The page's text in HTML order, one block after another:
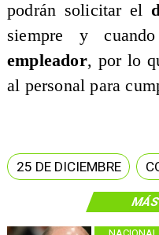
podrán solicitar el
siempre y
empleador, por lo
al personal para
25 DE DICIEMBRE